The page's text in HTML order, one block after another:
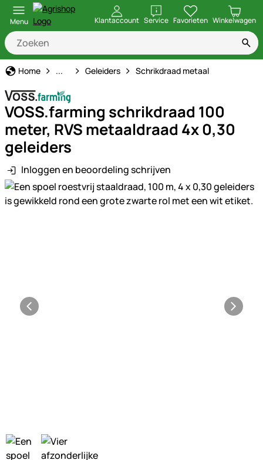
Menu Klantaccount ServiceopenenFavorieten Winkelwagen
Home Schrikdraad
... Geleiders Schrikdraad metaal
VOSS.farming schrikdraad 100
meter, RVS metaaldraad 4x 0,30
geleiders
Inloggen en beoordeling schrijven
Productgalerij